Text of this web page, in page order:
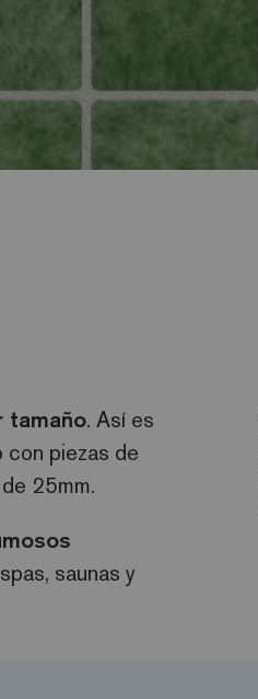
tamaño. Así es
con piezas de
25mm.
saunas y